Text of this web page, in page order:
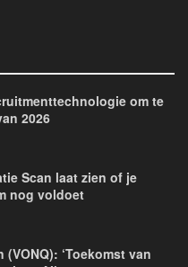
om te
2026
Scan laat zien of je
nog voldoet
‘Toekomst van